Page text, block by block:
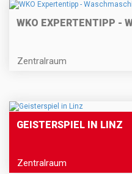
WKO EXPERTENTIPP -
Zentralraum
GEISTERSPIEL IN LINZ
Zentralraum